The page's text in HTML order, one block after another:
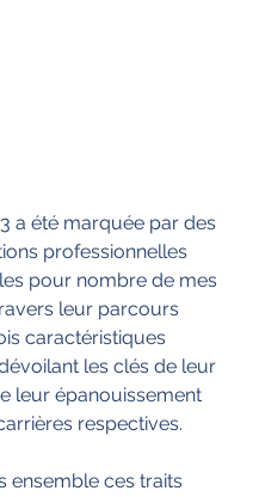
a été marquée par des
professionnelles
pour nombre de mes
leur parcours
caractéristiques
les clés de leur
leur épanouissement
respectives.
ensemble ces traits